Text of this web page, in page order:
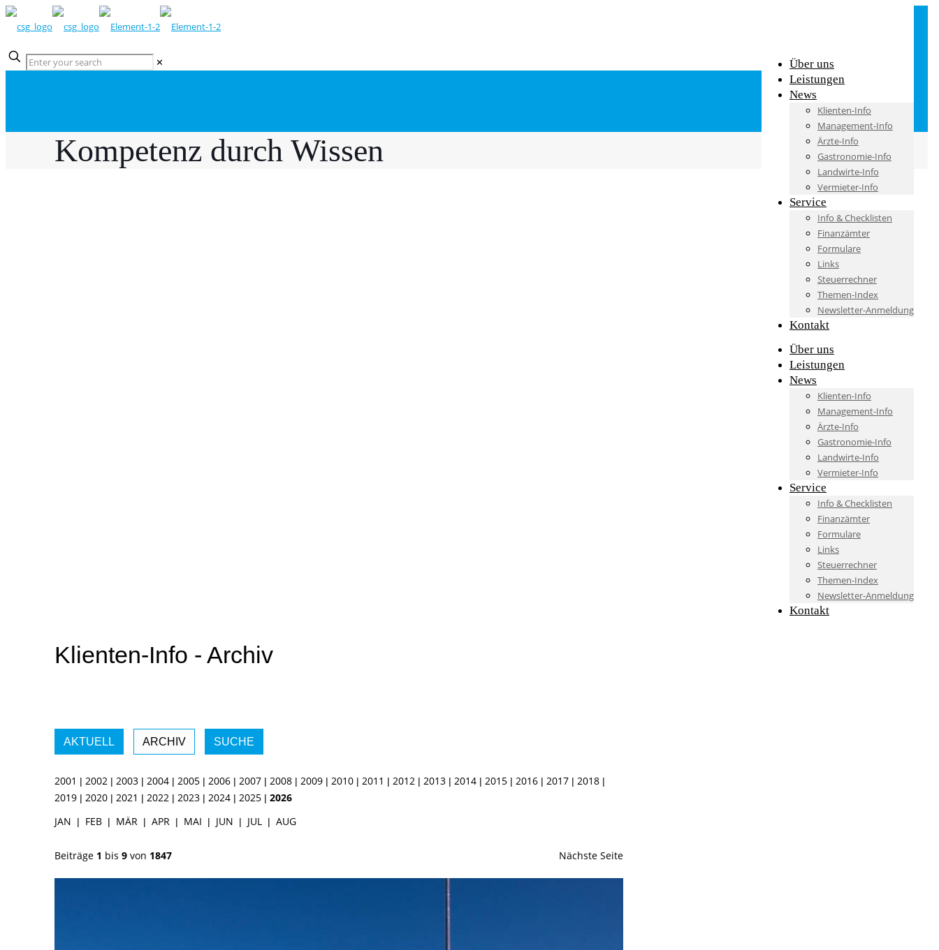
Über uns
Leistungen
News
Klienten-Info
Management-Info
Ärzte-Info
Gastronomie-Info
Landwirte-Info
Vermieter-Info
Service
Info & Checklisten
Finanzämter
Formulare
Links
Steuerrechner
Themen-Index
Newsletter-Anmeldung
Kontakt
Über uns
Leistungen
News
Klienten-Info
Management-Info
Ärzte-Info
Gastronomie-Info
Landwirte-Info
Vermieter-Info
Service
Info & Checklisten
Finanzämter
Formulare
Links
Steuerrechner
Themen-Index
Newsletter-Anmeldung
Kontakt
✕
Kompetenz durch Wissen
Klienten-Info - Archiv
AKTUELL ARCHIV SUCHE
2001 | 2002 | 2003 | 2004 | 2005 | 2006 | 2007 | 2008 | 2009 | 2010 | 2011 | 2012 | 2013 | 2014 | 2015 | 2016 | 2017 | 2018 |
2019 | 2020 | 2021 | 2022 | 2023 | 2024 | 2025 | 2026
JAN | FEB | MÄR | APR | MAI | JUN | JUL | AUG
Beiträge 1 bis 9 von 1847 Nächste Seite